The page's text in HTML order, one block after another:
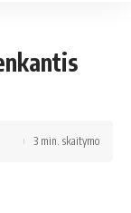
3 min. skaitymo